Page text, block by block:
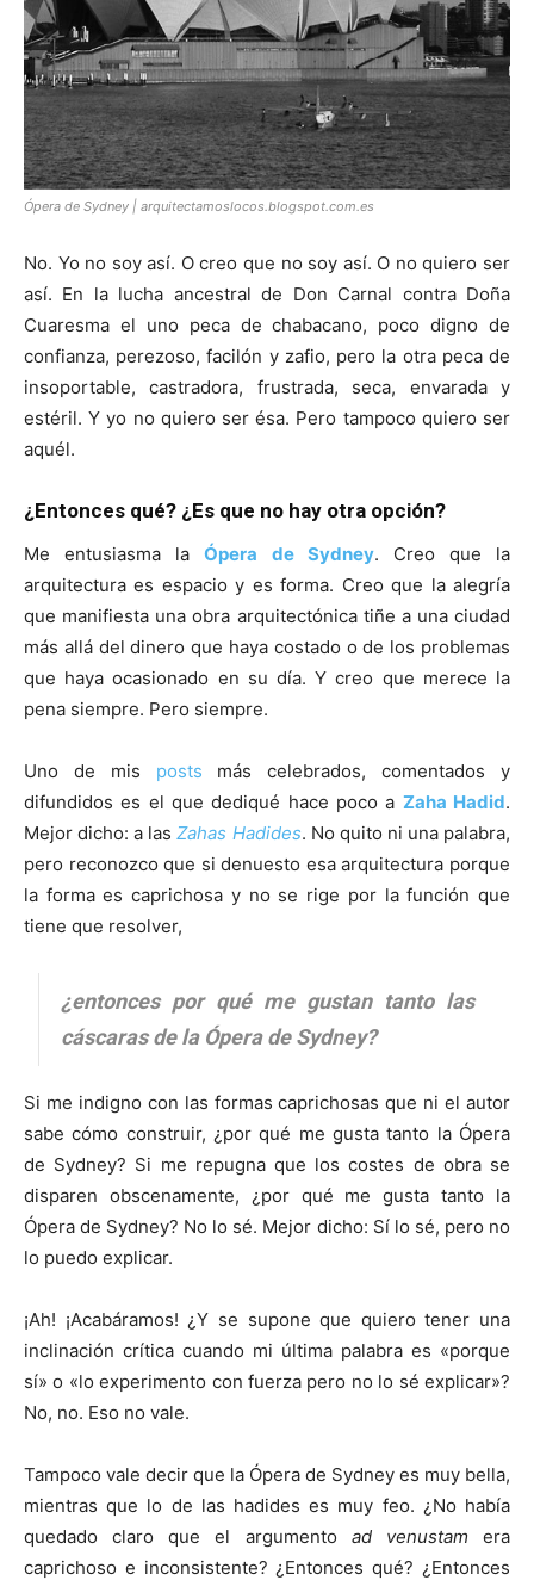
Ópera de Sydney | arquitectamoslocos.blogspot.com.es
No. Yo no soy así. O creo que no soy así. O no quiero ser
así. En la lucha ancestral de Don Carnal contra Doña
Cuaresma el uno peca de chabacano, poco digno de
confianza, perezoso, facilón y zafio, pero la otra peca de
insoportable, castradora, frustrada, seca, envarada y
estéril. Y yo no quiero ser ésa. Pero tampoco quiero ser
aquél.
¿Entonces qué? ¿Es que no hay otra opción?
Me entusiasma laÓpera de Sydney. Creo que la
arquitectura es espacio y es forma. Creo que la alegría
que manifiesta una obra arquitectónica tiñe a una ciudad
más allá del dinero que haya costado o de los problemas
que haya ocasionado en su día. Y creo que merece la
pena siempre. Pero siempre.
Uno de mis posts más celebrados, comentados y
difundidos es el que dediqué hace poco a Zaha Hadid.
Mejor dicho: a las Zahas Hadides. No quito ni una palabra,
pero reconozco que si denuesto esa arquitectura porque
la forma es caprichosa y no se rige por la función que
tiene que resolver,
¿entonces por qué me gustan tanto las
cáscaras de la Ópera de Sydney?
Si me indigno con las formas caprichosas que ni el autor
sabe cómo construir, ¿por qué me gusta tanto la Ópera
de Sydney? Si me repugna que los costes de obra se
disparen obscenamente, ¿por qué me gusta tanto la
Ópera de Sydney? No lo sé. Mejor dicho: Sí lo sé, pero no
lo puedo explicar.
¡Ah! ¡Acabáramos! ¿Y se supone que quiero tener una
inclinación crítica cuando mi última palabra es «porque
sí» o «lo experimento con fuerza pero no lo sé explicar»?
No, no. Eso no vale.
Tampoco vale decir que la Ópera de Sydney es muy bella,
mientras que lo de las hadides es muy feo. ¿No había
quedado claro que el argumento ad venustamera
caprichoso e inconsistente? ¿Entonces qué? ¿Entonces